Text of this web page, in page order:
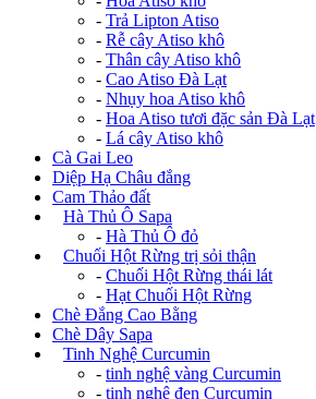
- Trả Lipton Atiso
- Rễ cây Atiso khô
- Thân cây Atiso khô
- Cao Atiso Đà Lạt
- Nhụy hoa Atiso khô
- Hoa Atiso tươi đặc sản Đà Lạt
- Lá cây Atiso khô
Cà Gai Leo
Diệp Hạ Châu đắng
Cam Thảo đất
Hà Thủ Ô Sapa
- Hà Thủ Ô đỏ
Chuối Hột Rừng trị sỏi thận
- Chuối Hột Rừng thái lát
- Hạt Chuối Hột Rừng
Chè Đắng Cao Bằng
Chè Dây Sapa
Tinh Nghệ Curcumin
- tinh nghệ vàng Curcumin
- tinh nghệ đen Curcumin